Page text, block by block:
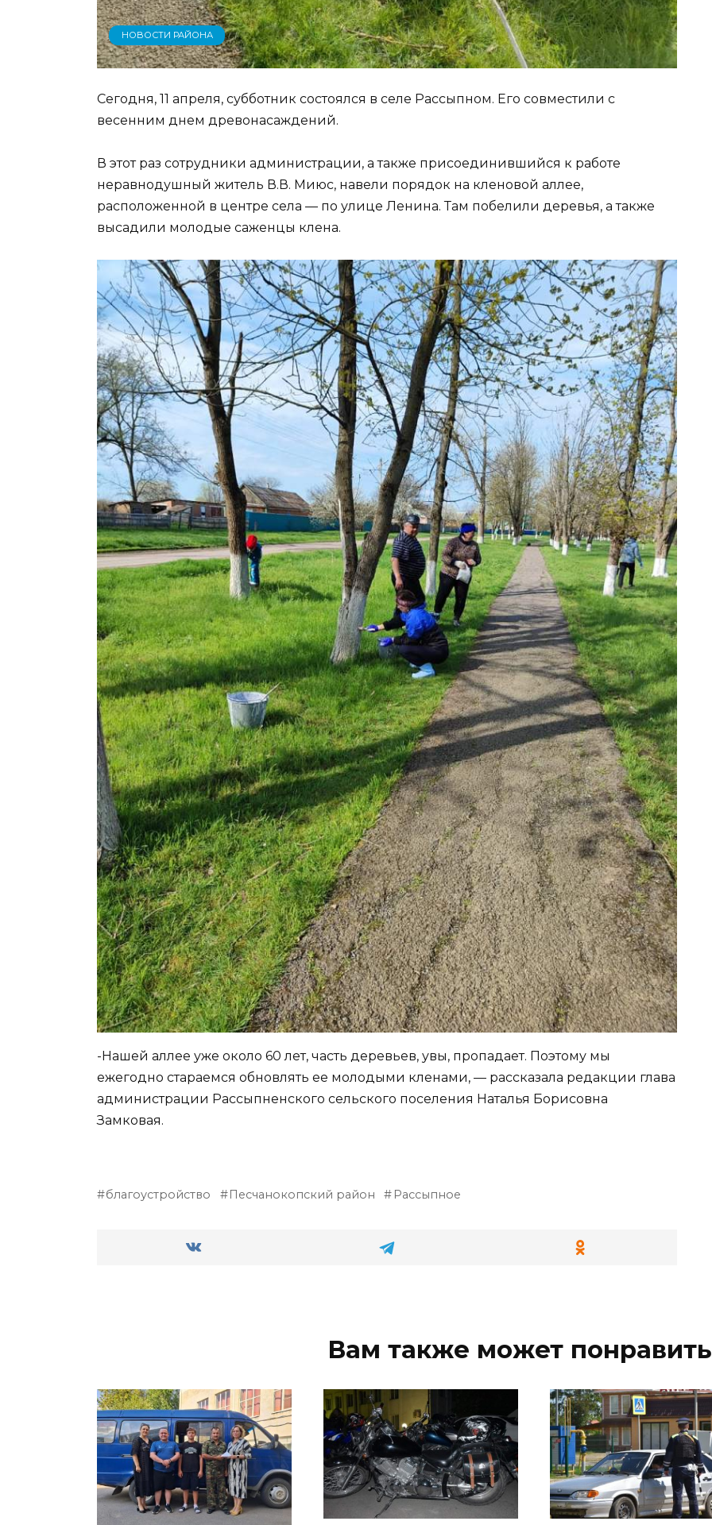
НОВОСТИ РАЙОНА
Сегодня, 11 апреля, субботник состоялся в селе Рассыпном. Его совместили с
весенним днем древонасаждений.
В этот раз сотрудники администрации, а также присоединившийся к работе
неравнодушный житель В.В. Миюс, навели порядок на кленовой аллее,
расположенной в центре села — по улице Ленина. Там побелили деревья, а также
высадили молодые саженцы клена.
-Нашей аллее уже около 60 лет, часть деревьев, увы, пропадает. Поэтому мы
ежегодно стараемся обновлять ее молодыми кленами, — рассказала редакции глава
администрации Рассыпненского сельского поселения Наталья Борисовна
Замковая.
благоустройство Песчанокопский район Рассыпное
Вам также может